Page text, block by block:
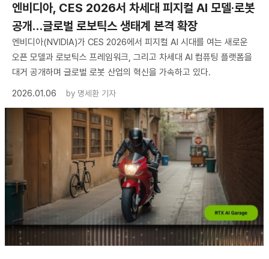
엔비디아, CES 2026서 차세대 피지컬 AI 모델·로봇
공개…글로벌 로보틱스 생태계 본격 확장
엔비디아(NVIDIA)가 CES 2026에서 피지컬 AI 시대를 여는 새로운
오픈 모델과 로보틱스 프레임워크, 그리고 차세대 AI 컴퓨팅 플랫폼을
대거 공개하며 글로벌 로봇 산업의 혁신을 가속하고 있다.
2026.01.06
by 명세환 기자